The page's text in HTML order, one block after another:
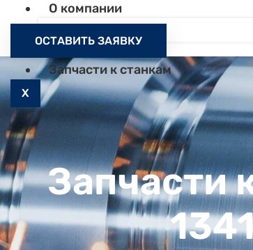
О компании
Запчасти к станкам
X
ОСТАВИТЬ ЗАЯВКУ
Запчасти